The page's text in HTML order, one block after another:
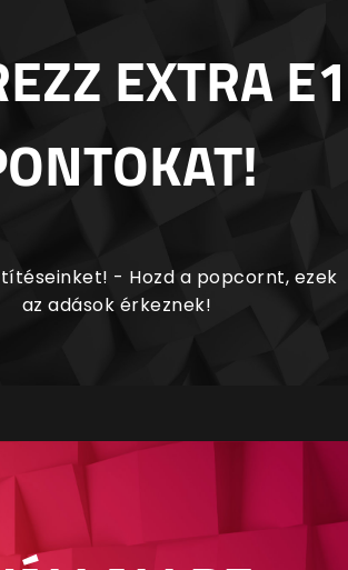
EXTRA E1
- Hozd a popcornt, ezek
az adások érkeznek!